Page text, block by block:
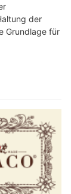
der
Grundlage für